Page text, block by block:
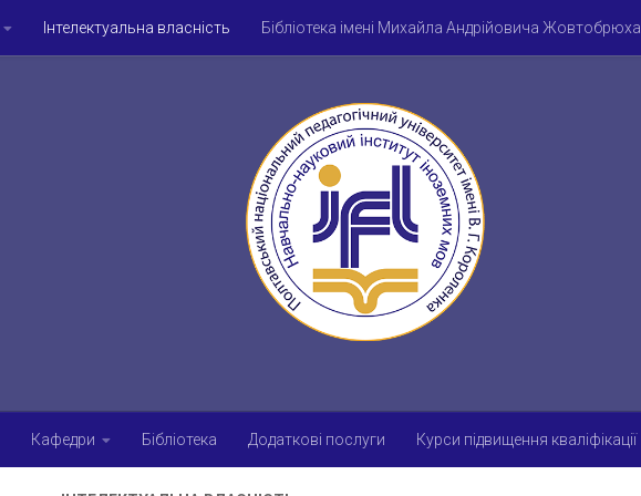
Інтелектуальна власність Бібліотека імені Михайла Андрійовича Жовтобрюха
Кафедри Бібліотека Додаткові послуги Курси підвищення кваліфікації